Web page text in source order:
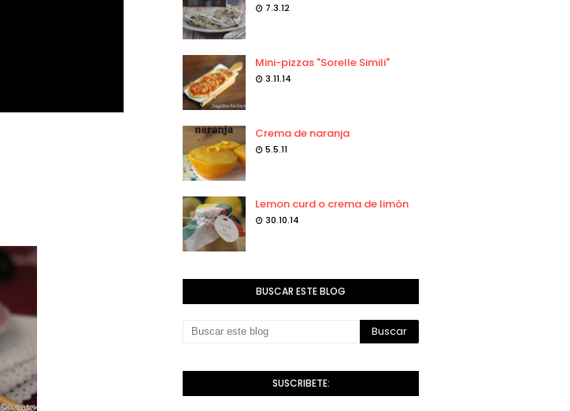
7.3.12
Mini-pizzas "Sorelle Simili"
3.11.14
Crema de naranja
5.5.11
Lemon curd o crema de limón
30.10.14
BUSCAR ESTE BLOG
SUSCRIBETE: